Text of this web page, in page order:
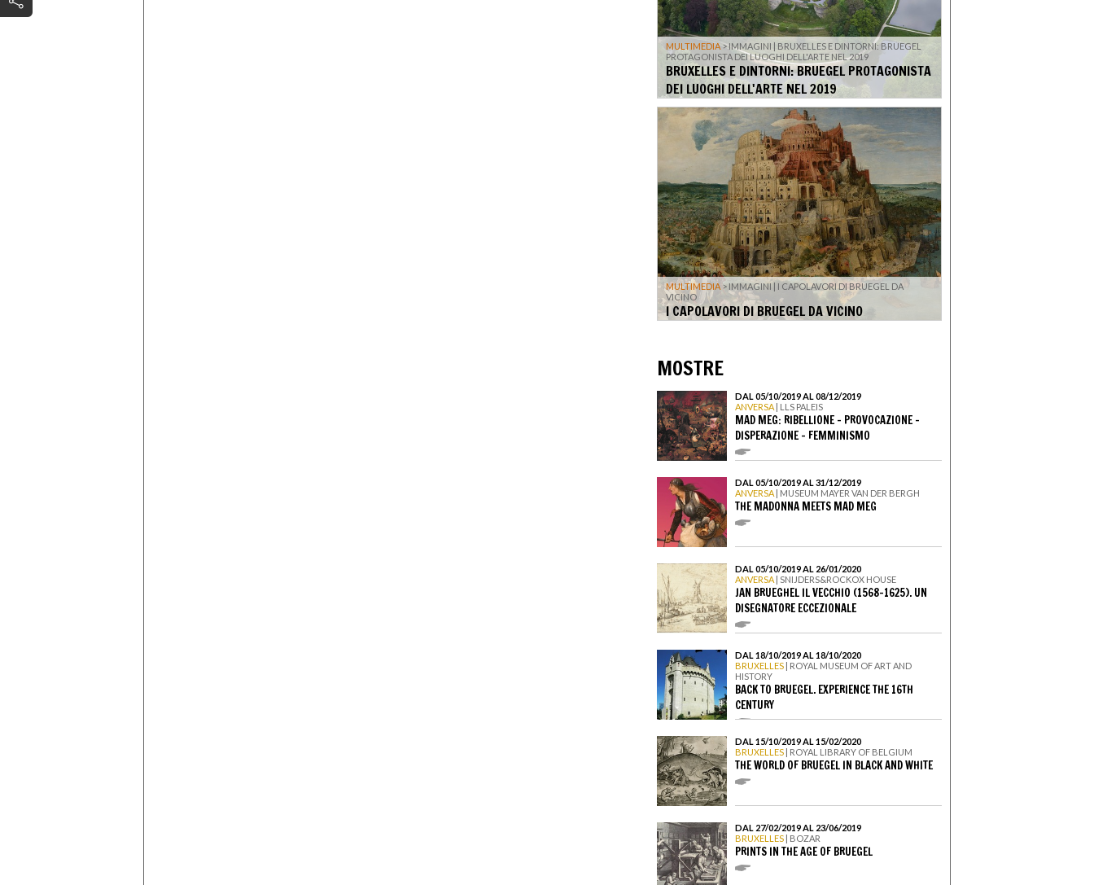
MULTIMEDIA > IMMAGINI | BRUXELLES E DINTORNI: BRUEGEL
PROTAGONISTA DEI LUOGHI DELL'ARTE NEL 2019
BRUXELLES E DINTORNI: BRUEGEL PROTAGONISTA
DEI LUOGHI DELL'ARTE NEL 2019
MULTIMEDIA > IMMAGINI | I CAPOLAVORI DI BRUEGEL DA
VICINO
I CAPOLAVORI DI BRUEGEL DA VICINO
MOSTRE
DAL 05/10/2019 AL 08/12/2019
ANVERSA | LLS PALEIS
MAD MEG: RIBELLIONE - PROVOCAZIONE -
DISPERAZIONE - FEMMINISMO
DAL 05/10/2019 AL 31/12/2019
ANVERSA | MUSEUM MAYER VAN DER BERGH
THE MADONNA MEETS MAD MEG
DAL 05/10/2019 AL 26/01/2020
ANVERSA | SNIJDERS&ROCKOX HOUSE
JAN BRUEGHEL IL VECCHIO (1568-1625). UN
DISEGNATORE ECCEZIONALE
DAL 18/10/2019 AL 18/10/2020
BRUXELLES | ROYAL MUSEUM OF ART AND
HISTORY
BACK TO BRUEGEL. EXPERIENCE THE 16TH
CENTURY
DAL 15/10/2019 AL 15/02/2020
BRUXELLES | ROYAL LIBRARY OF BELGIUM
THE WORLD OF BRUEGEL IN BLACK AND WHITE
DAL 27/02/2019 AL 23/06/2019
BRUXELLES | BOZAR
PRINTS IN THE AGE OF BRUEGEL